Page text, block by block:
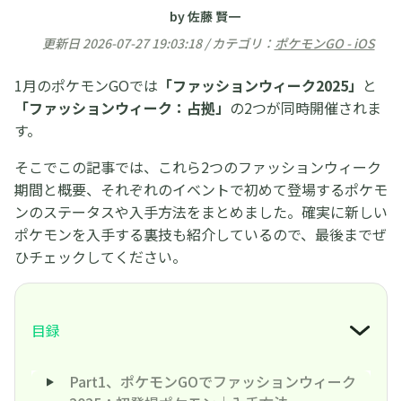
by 佐藤 賢一
更新日 2026-07-27 19:03:18 / カテゴリ： ポケモンGO - iOS
1月のポケモンGOでは 「ファッションウィーク2025」 と
「ファッションウィーク：占拠」 の2つが同時開催されま
す。
そこでこの記事では、これら2つのファッションウィーク
期間と概要、それぞれのイベントで初めて登場するポケモ
ンのステータスや入手方法をまとめました。確実に新しい
ポケモンを入手する裏技も紹介しているので、最後までぜ
ひチェックしてください。
目録
Part1、ポケモンGOでファッションウィーク